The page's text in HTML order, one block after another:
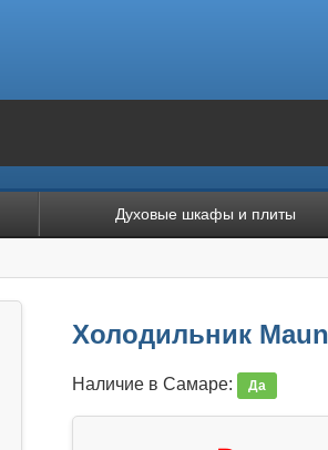
Духовые шкафы и плиты
Холодильник
Наличие в Самаре: Да